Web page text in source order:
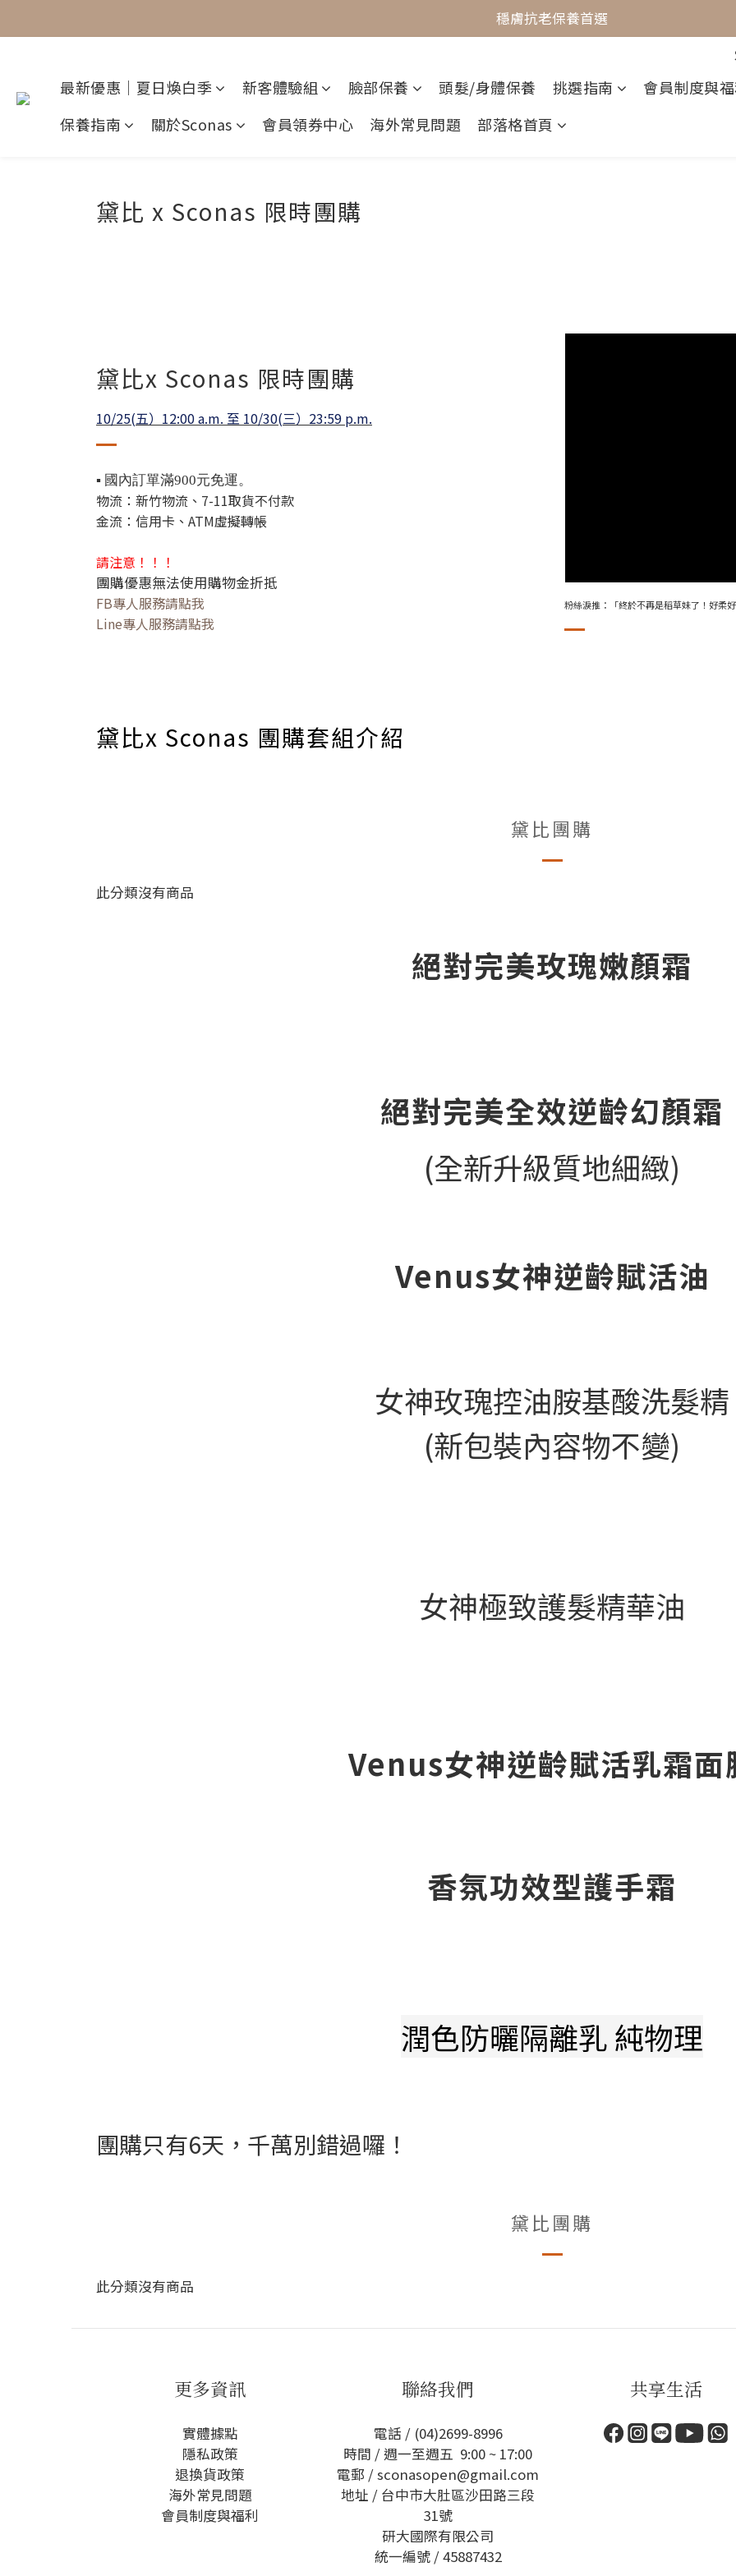
最懂敏弱肌的抗老專家
穩膚抗老保養首選
最新優惠｜夏日煥白季
新客體驗組 臉部保養 頭髮/身體保養 挑選指南
會員制度與
保養指南
關於Sconas 會員領券中心 海外常見問題 部落格首頁
黛比 x Sconas 限時團購
黛比x Sconas 限時團購
10/25(五）12:00 a.m. 至 10/30(三）23:59 p.m.
▪ 國內訂單滿900元免運。
物流：新竹物流、7-11取貨不付款
金流：信用卡、ATM虛擬轉帳
請注意！！！
團購優惠無法使用購物金折抵
FB專人服務請點我
Line專人服務請點我
粉絲淚推：「終於不再是稻草妹了！好柔
黛比x Sconas 團購套組介紹
黛比團購
此分類沒有商品
絕對完美玫瑰嫩顏霜
絕對完美全效逆齡幻顏霜
(全新升級質地細緻)
Venus女神逆齡賦活油
女神玫瑰控油胺基酸洗髮精
(新包裝內容物不變)
女神極致護髮精華油
Venus女神逆齡賦活乳霜面
香氛功效型護手霜
潤色防曬隔離乳 純物理
團購只有6天，千萬別錯過囉！
黛比團購
此分類沒有商品
更多資訊
實體據點
隱私政策
退換貨政策
海外常見問題
會員制度與福利
聯絡我們
電話 / (04)2699-8996
時間 / 週一至週五 9:00 ~ 17:00
電郵 / sconasopen@gmail.com
地址 / 台中市大肚區沙田路三段
31號
研大國際有限公司
統一編號 / 45887432
共享生活